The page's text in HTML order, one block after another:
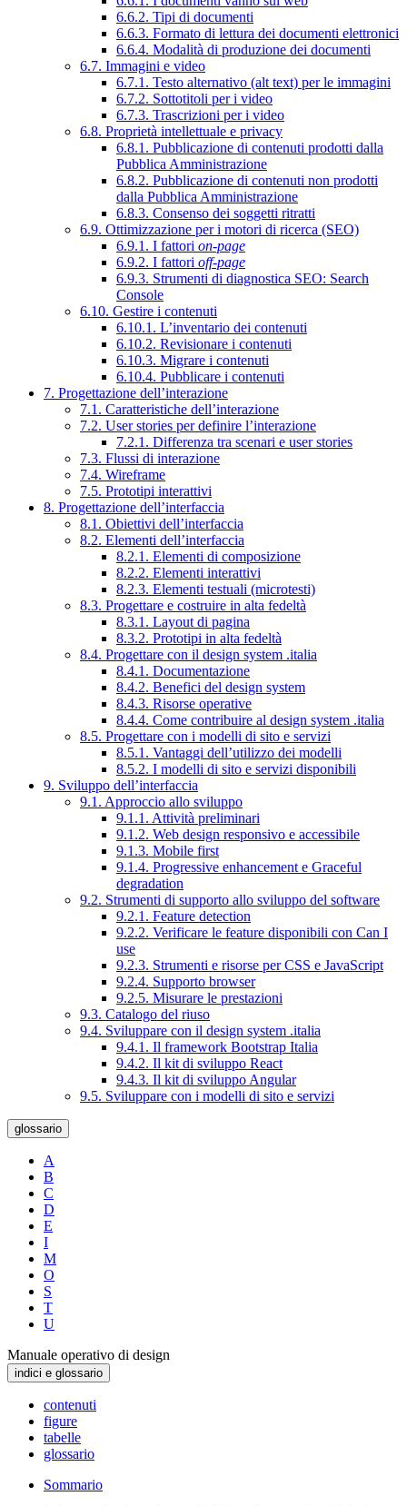
6.6.2. Tipi di documenti
6.6.3. Formato di lettura dei documenti elettronici
6.6.4. Modalità di produzione dei documenti
6.7. Immagini e video
6.7.1. Testo alternativo (alt text) per le immagini
6.7.2. Sottotitoli per i video
6.7.3. Trascrizioni per i video
6.8. Proprietà intellettuale e privacy
6.8.1. Pubblicazione di contenuti prodotti dalla
Pubblica Amministrazione
6.8.2. Pubblicazione di contenuti non prodotti
dalla Pubblica Amministrazione
6.8.3. Consenso dei soggetti ritratti
6.9. Ottimizzazione per i motori di ricerca (SEO)
6.9.1. I fattori on-page
6.9.2. I fattori off-page
6.9.3. Strumenti di diagnostica SEO: Search
Console
6.10. Gestire i contenuti
6.10.1. L’inventario dei contenuti
6.10.2. Revisionare i contenuti
6.10.3. Migrare i contenuti
6.10.4. Pubblicare i contenuti
7. Progettazione dell’interazione
7.1. Caratteristiche dell’interazione
7.2. User stories per definire l’interazione
7.2.1. Differenza tra scenari e user stories
7.3. Flussi di interazione
7.4. Wireframe
7.5. Prototipi interattivi
8. Progettazione dell’interfaccia
8.1. Obiettivi dell’interfaccia
8.2. Elementi dell’interfaccia
8.2.1. Elementi di composizione
8.2.2. Elementi interattivi
8.2.3. Elementi testuali (microtesti)
8.3. Progettare e costruire in alta fedeltà
8.3.1. Layout di pagina
8.3.2. Prototipi in alta fedeltà
8.4. Progettare con il design system .italia
8.4.1. Documentazione
8.4.2. Benefici del design system
8.4.3. Risorse operative
8.4.4. Come contribuire al design system .italia
8.5. Progettare con i modelli di sito e servizi
8.5.1. Vantaggi dell’utilizzo dei modelli
8.5.2. I modelli di sito e servizi disponibili
9. Sviluppo dell’interfaccia
9.1. Approccio allo sviluppo
9.1.1. Attività preliminari
9.1.2. Web design responsivo e accessibile
9.1.3. Mobile first
9.1.4. Progressive enhancement e Graceful
degradation
9.2. Strumenti di supporto allo sviluppo del software
9.2.1. Feature detection
9.2.2. Verificare le feature disponibili con Can I
use
9.2.3. Strumenti e risorse per CSS e JavaScript
9.2.4. Supporto browser
9.2.5. Misurare le prestazioni
9.3. Catalogo del riuso
9.4. Sviluppare con il design system .italia
9.4.1. Il framework Bootstrap Italia
9.4.2. Il kit di sviluppo React
9.4.3. Il kit di sviluppo Angular
9.5. Sviluppare con i modelli di sito e servizi
glossario
A
B
C
D
E
I
M
O
S
T
U
Manuale operativo di design
indici e glossario
contenuti
figure
tabelle
glossario
Sommario